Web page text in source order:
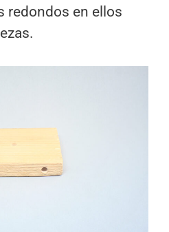
redondos en ellos